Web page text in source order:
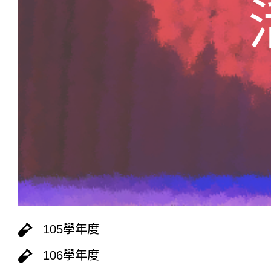
105學年度
106學年度